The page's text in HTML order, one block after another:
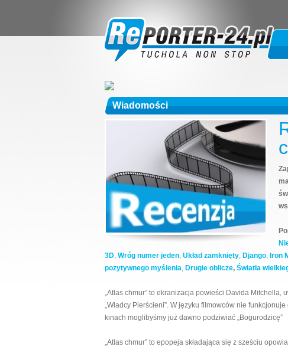
Wiadomości
3D, Wróg numer jeden, Układ zamknięty, Django, Iron
pozytywnego myślenia, Drugie oblicze, Światła
„Atlas chmur” to ekranizacja powieści Davida
„Władcy Pierścieni”. W języku filmowców nie
kinach moglibyśmy już dawno podziwiać „Bogurodzicę”
„Atlas chmur” to epopeja składająca się z sześciu